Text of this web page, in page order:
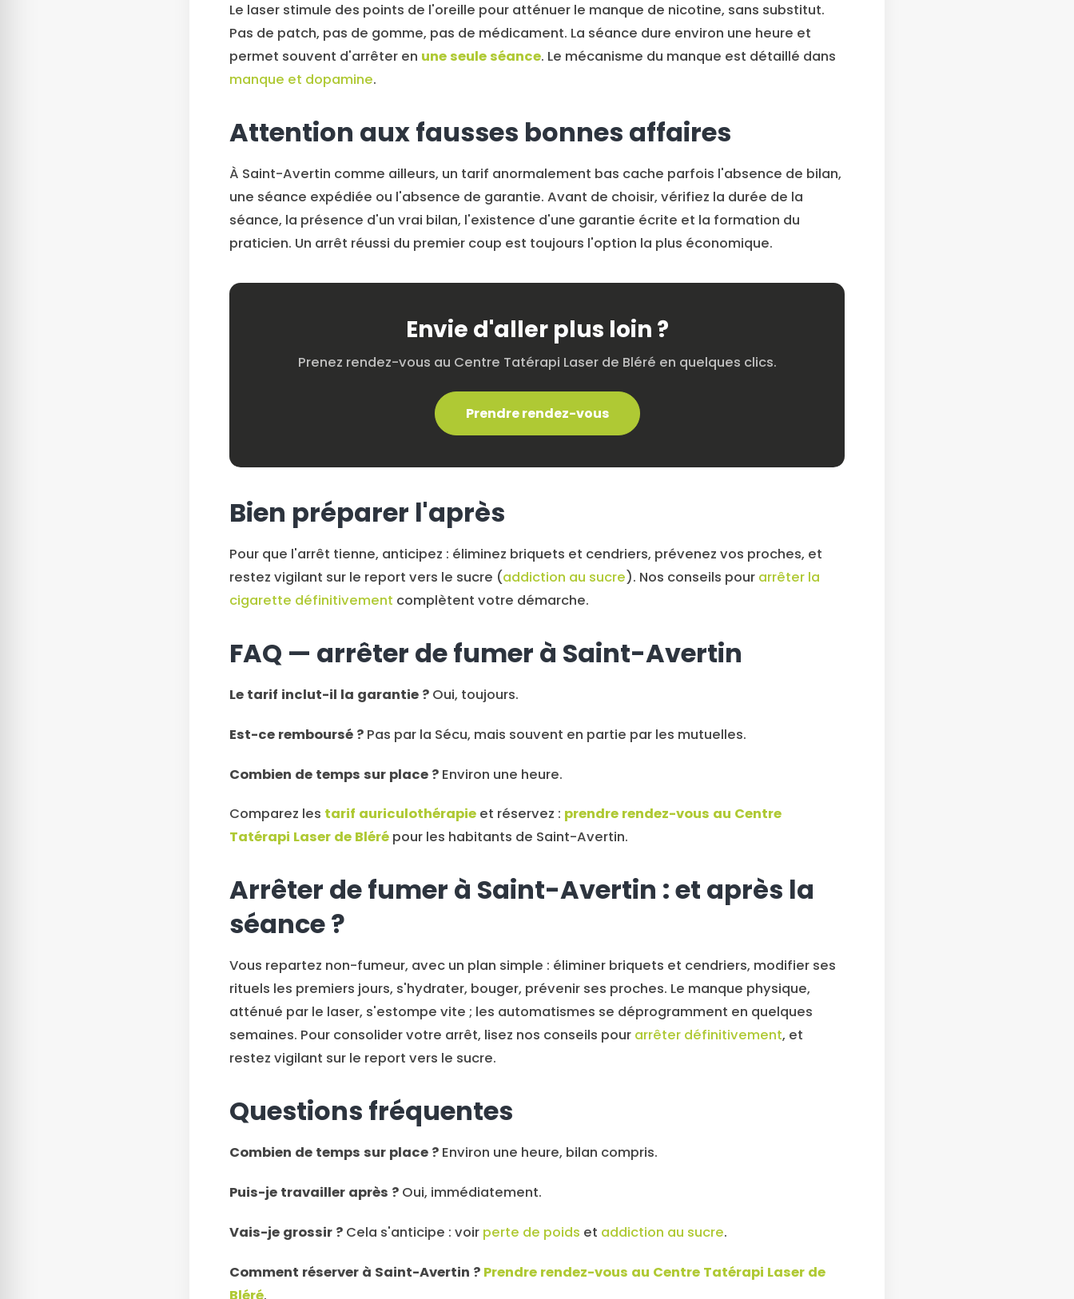
Le laser stimule des points de l'oreille pour atténuer le manque de nicotine, sans substitut.
Pas de patch, pas de gomme, pas de médicament. La séance dure environ une heure et
permet souvent d'arrêter en une seule séance. Le mécanisme du manque est détaillé dans
manque et dopamine.
Attention aux fausses bonnes affaires
À Saint-Avertin comme ailleurs, un tarif anormalement bas cache parfois l'absence de bilan,
une séance expédiée ou l'absence de garantie. Avant de choisir, vérifiez la durée de la
séance, la présence d'un vrai bilan, l'existence d'une garantie écrite et la formation du
praticien. Un arrêt réussi du premier coup est toujours l'option la plus économique.
Envie d'aller plus loin ?
Prenez rendez-vous au Centre Tatérapi Laser de Bléré en quelques clics.
Prendre rendez-vous
Bien préparer l'après
Pour que l'arrêt tienne, anticipez : éliminez briquets et cendriers, prévenez vos proches, et
restez vigilant sur le report vers le sucre (addiction au sucre). Nos conseils pour arrêter la
cigarette définitivement complètent votre démarche.
FAQ — arrêter de fumer à Saint-Avertin
Le tarif inclut-il la garantie ? Oui, toujours.
Est-ce remboursé ? Pas par la Sécu, mais souvent en partie par les mutuelles.
Combien de temps sur place ? Environ une heure.
Comparez les tarif auriculothérapie et réservez : prendre rendez-vous au Centre
Tatérapi Laser de Bléré pour les habitants de Saint-Avertin.
Arrêter de fumer à Saint-Avertin : et après la
séance ?
Vous repartez non-fumeur, avec un plan simple : éliminer briquets et cendriers, modifier ses
rituels les premiers jours, s'hydrater, bouger, prévenir ses proches. Le manque physique,
atténué par le laser, s'estompe vite ; les automatismes se déprogramment en quelques
semaines. Pour consolider votre arrêt, lisez nos conseils pour arrêter définitivement, et
restez vigilant sur le report vers le sucre.
Questions fréquentes
Combien de temps sur place ? Environ une heure, bilan compris.
Puis-je travailler après ? Oui, immédiatement.
Vais-je grossir ? Cela s'anticipe : voir perte de poids et addiction au sucre.
Comment réserver à Saint-Avertin ? Prendre rendez-vous au Centre Tatérapi Laser de
Bléré.